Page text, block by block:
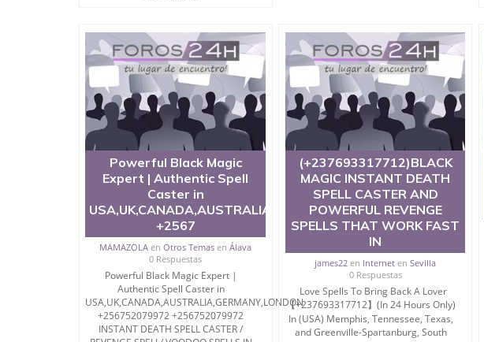
Powerful Black Magic
Expert | Authentic Spell
Caster in
USA,UK,CANADA,AUSTRALIA,GERMANY,LONDON
+2567
MAMAZOLA enOtros Temas enÁlava
0 Respuestas
Powerful Black Magic Expert |
Authentic Spell Caster in
USA,UK,CANADA,AUSTRALIA,GERMANY,LONDON
+256752079972 +256752079972
INSTANT DEATH SPELL CASTER /
(+237693317712)BLACK
MAGIC INSTANT DEATH
SPELL CASTER AND
POWERFUL REVENGE
SPELLS THAT WORK FAST
IN
james22 en Internet enSevilla
0 Respuestas
Love Spells To Bring Back A Lover
【+237693317712】(In 24 Hours Only)
In (USA) Memphis, Tennessee, Texas,
and Greenville-Spartanburg, South